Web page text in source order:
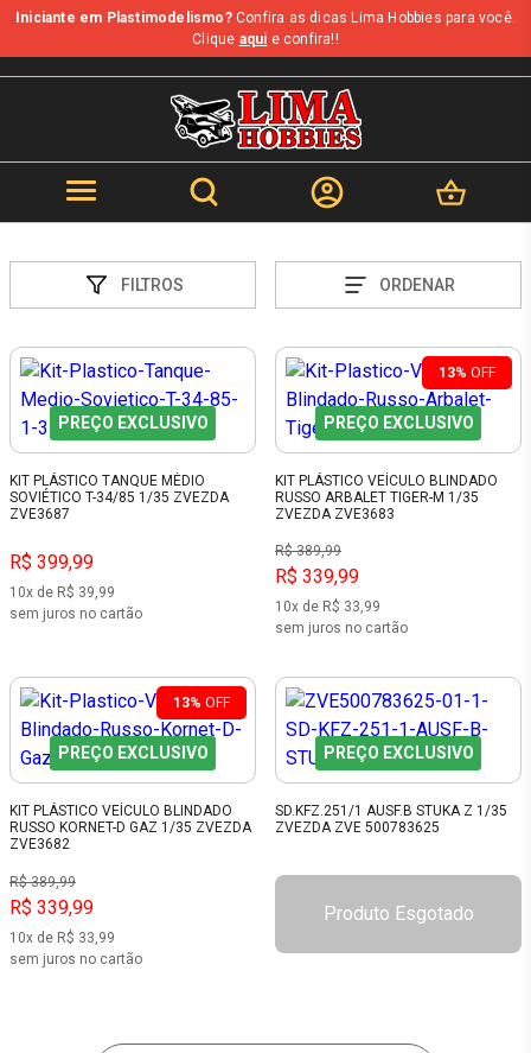
Iniciante em Plastimodelismo?Confira as dicas Lima Hobbies para você.
Clique aqui e confira!!
FILTROS ORDENAR
PREÇO EXCLUSIVO
KIT PLÁSTICO TANQUE MÉDIO
SOVIÉTICO T-34/85 1/35 ZVEZDA
ZVE3687
R$ 399,99
10x de R$ 39,99
sem juros no cartão
13% OFF
PREÇO EXCLUSIVO
KIT PLÁSTICO VEÍCULO BLINDADO
RUSSO ARBALET TIGER-M 1/35
ZVEZDA ZVE3683
R$ 389,99
R$ 339,99
10x de R$ 33,99
sem juros no cartão
13% OFF
PREÇO EXCLUSIVO
KIT PLÁSTICO VEÍCULO BLINDADO
RUSSO KORNET-D GAZ 1/35 ZVEZDA
ZVE3682
R$ 389,99
R$ 339,99
10x de R$ 33,99
sem juros no cartão
PREÇO EXCLUSIVO
SD.KFZ.251/1 AUSF.B STUKA Z 1/35
ZVEZDA ZVE 500783625
Produto Esgotado